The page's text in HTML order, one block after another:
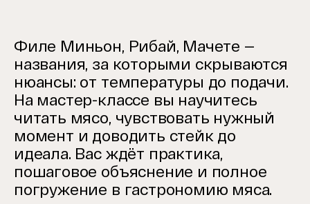
Филе Миньон, Рибай, Мачете —
названия, за которыми скрываются
нюансы: от температуры до подачи.
На мастер-классе вы научитесь
читать мясо, чувствовать нужный
момент и доводить стейк до
идеала. Вас ждёт практика,
пошаговое объяснение и полное
погружение в гастрономию мяса.